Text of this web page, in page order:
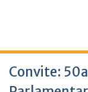
Convite: